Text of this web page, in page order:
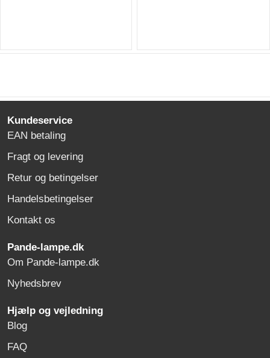
Kundeservice
EAN betaling
Fragt og levering
Retur og betingelser
Handelsbetingelser
Kontakt os
Pande-lampe.dk
Om Pande-lampe.dk
Nyhedsbrev
Hjælp og vejledning
Blog
FAQ